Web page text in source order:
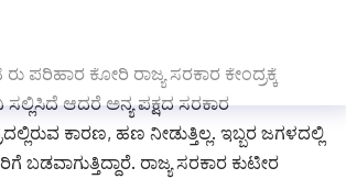
ಪರಿಹಾರ ಕೋರಿ ರಾಜ್ಯ ಸರಕಾರ ಕೇಂದ್ರಕ್ಕೆ
ಆದರೆ ಅನ್ಯ ಪಕ್ಷದ ಸರಕಾರ
ಕಾರಣ, ಹಣ ನೀಡುತ್ತಿಲ್ಲ. ಇಬ್ಬರ ಜಗಳದಲ್ಲಿ
ಬಡವಾಗುತ್ತಿದ್ದಾರೆ. ರಾಜ್ಯ ಸರಕಾರ ಕುಟೀರ